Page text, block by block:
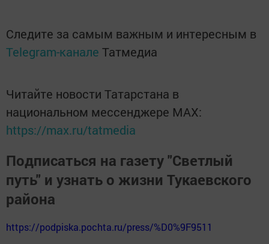
Следите за самым важным и интересным в
Telegram-канале Татмедиа
Читайте новости Татарстана в
национальном мессенджере MАХ:
https://max.ru/tatmedia
Подписаться на газету "Светлый
путь" и узнать о жизни Тукаевского
района
https://podpiska.pochta.ru/press/%D0%9F9511